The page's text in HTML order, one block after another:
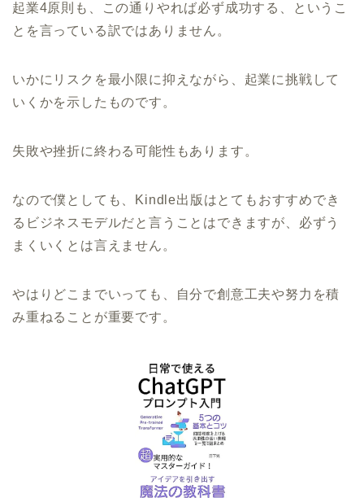
起業4原則も、この通りやれば必ず成功する、というこ
とを言っている訳ではありません。
いかにリスクを最小限に抑えながら、起業に挑戦して
いくかを示したものです。
失敗や挫折に終わる可能性もあります。
なので僕としても、Kindle出版はとてもおすすめでき
るビジネスモデルだと言うことはできますが、必ずう
まくいくとは言えません。
やはりどこまでいっても、自分で創意工夫や努力を積
み重ねることが重要です。